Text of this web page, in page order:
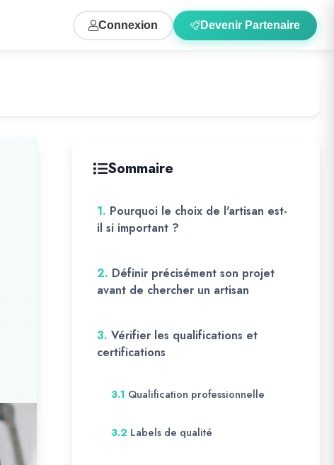
Connexion Devenir Partenaire
Sommaire
1. Pourquoi le choix de l'artisan est-
il si important ?
2. Définir précisément son projet
avant de chercher un artisan
3. Vérifier les qualifications et
certifications
3.1 Qualification professionnelle
3.2 Labels de qualité